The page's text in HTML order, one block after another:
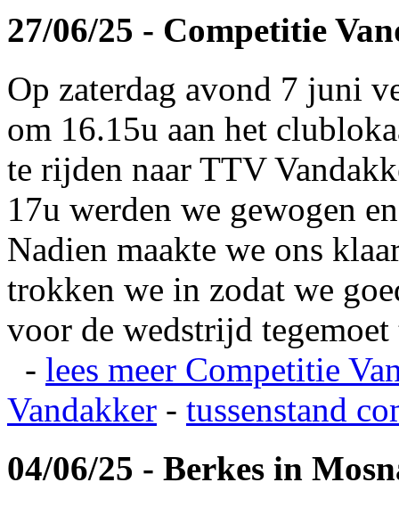
27/06/25 - Competitie
Op zaterdag avond 7 juni
om 16.15u aan het
te rijden naar TTV
17u werden we gewogen
Nadien maakte we ons
trokken we in zodat we
voor de wedstrijd tegemoet
- lees meer Competitie
Vandakker - tussenstand
04/06/25 - Berkes in